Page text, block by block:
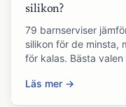
silikon?
79 barnserviser
silikon för de minsta,
för kalas. Bästa
Läs mer →